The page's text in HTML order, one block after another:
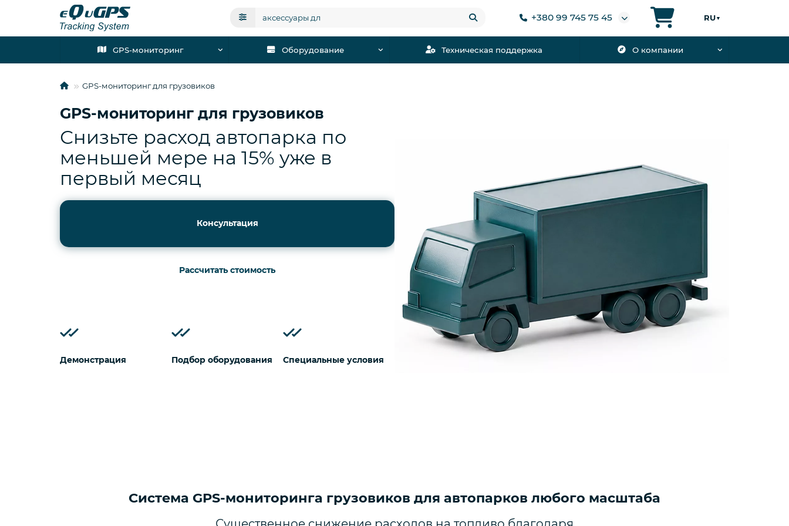
+380 99 745 75 45 RU▼
GPS-мониторинг Оборудование Техническая поддержка О компании
GPS-мониторинг для грузовиков
GPS-мониторинг для грузовиков
Снизьте расход автопарка по
меньшей мере на 15% уже в
первый месяц
Консультация
Рассчитать стоимость
Демонстрация Подбор оборудования Специальные условия
Система GPS-мониторинга грузовиков для автопарков любого масштаба